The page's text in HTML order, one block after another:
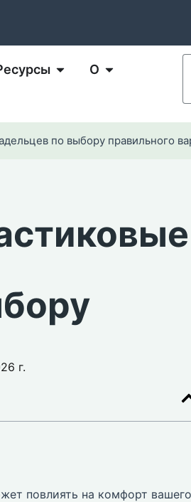
О
по выбору правильного
г.
повлиять на комфорт вашего